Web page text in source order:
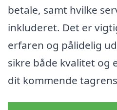
betale, samt hvilke
inkluderet. Det er
erfaren og pålidelig
sikre både kvalitet og
dit kommende